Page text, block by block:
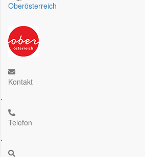
Oberösterreich
Kontakt
.
Telefon
.